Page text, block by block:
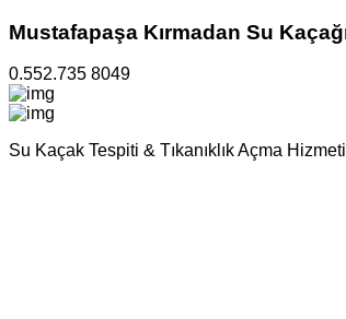
Mustafapaşa Kırmadan Su
0.552.735 8049
Su Kaçak Tespiti & Tıkanıklık Açma